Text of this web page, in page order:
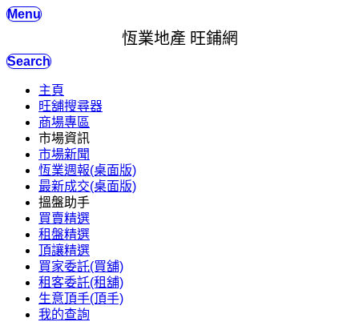
Menu
恆業地產 旺鋪網
Search
主頁
旺舖搜尋器
商場專區
市場資訊
市場新聞
恆業週報(桌面版)
最新成交(桌面版)
搵盤助手
買賣精選
租盤精選
頂讓精選
買家委託(買舖)
租客委託(租舖)
生意頂手(頂手)
我的查詢